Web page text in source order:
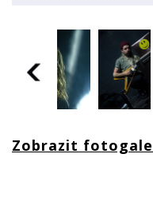
Zobrazit